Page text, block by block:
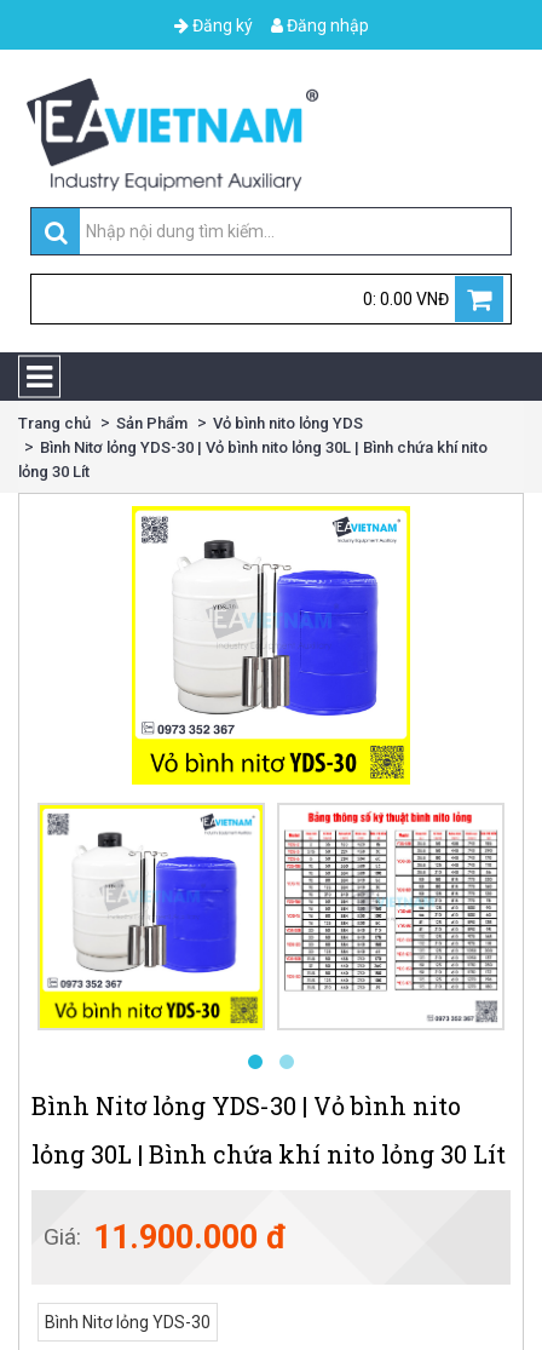
Đăng ký Đăng nhập
0: 0.00 VNĐ
Trang chủ Sản Phẩm
Vỏ bình nito lỏng YDS
Bình Nitơ lỏng YDS-30 | Vỏ bình nito lỏng 30L | Bình chứa khí nito
lỏng 30 Lít
Bình Nitơ lỏng YDS-30 | Vỏ bình nito
lỏng 30L | Bình chứa khí nito lỏng 30 Lít
Giá: 11.900.000 đ
Bình Nitơ lỏng YDS-30